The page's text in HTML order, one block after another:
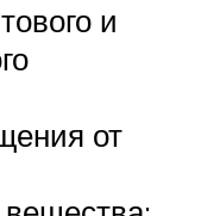
и
от